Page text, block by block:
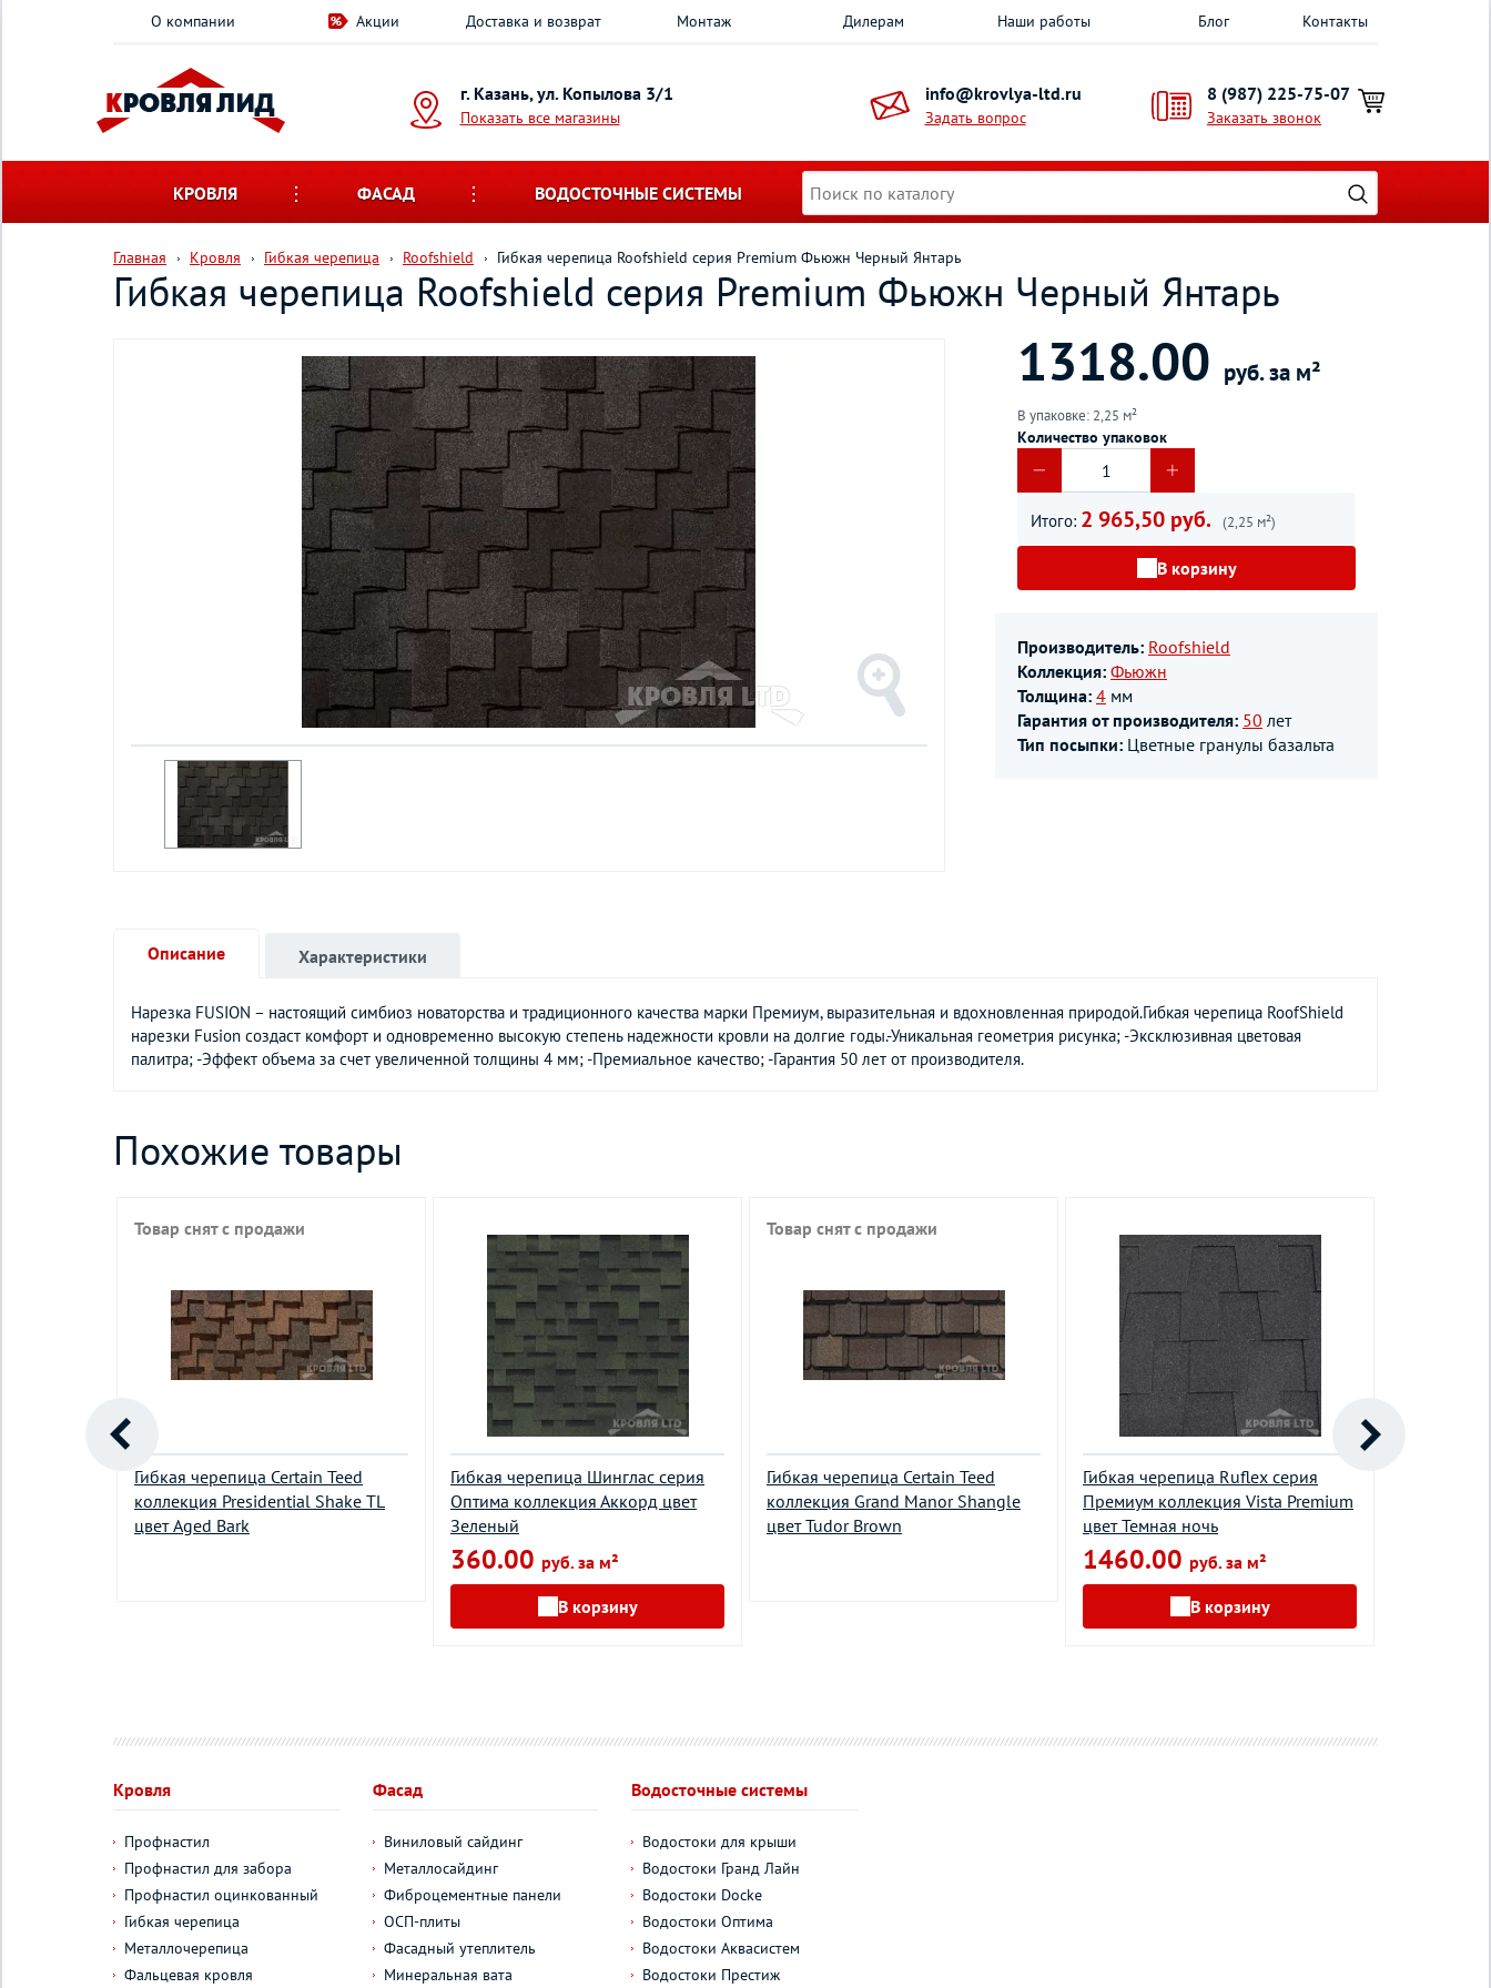
О компании Акции Доставка и возврат Монтаж Дилерам Наши работы Блог Контакты
г. Казань, ул. Копылова 3/1
Показать все магазины
info@krovlya-ltd.ru
Задать вопрос
8 (987) 225-75-07
Заказать звонок
КРОВЛЯ ФАСАД ВОДОСТОЧНЫЕ СИСТЕМЫ
Главная Кровля Гибкая черепица Roofshield Гибкая черепица Roofshield серия Premium Фьюжн Черный Янтарь
Гибкая черепица Roofshield серия Premium Фьюжн Черный Янтарь
1318.00 руб. за м²
В упаковке: 2,25 м²
Количество упаковок
Итого: 2 965,50 руб. (2,25 м²)
В корзину
Производитель: Roofshield
Коллекция: Фьюжн
Толщина: 4 мм
Гарантия от производителя: 50 лет
Тип посыпки: Цветные гранулы базальта
Описание
Нарезка FUSION – настоящий симбиоз новаторства и традиционного качества марки Премиум, выразительная и вдохновленная природой.Гибкая черепица RoofShield
нарезки Fusion создаст комфорт и одновременно высокую степень надежности кровли на долгие годы.-Уникальная геометрия рисунка; -Эксклюзивная цветовая
палитра; -Эффект объема за счет увеличенной толщины 4 мм; -Премиальное качество; -Гарантия 50 лет от производителя.
Характеристики
Похожие товары
Гибкая черепица Certain Teed
коллекция Presidential Shake TL
цвет Aged Bark
Товар снят с продажи
Гибкая черепица Шинглас серия
Оптима коллекция Аккорд цвет
Зеленый
360.00 руб. за м²
В корзину
Гибкая черепица Certain Teed
коллекция Grand Manor Shangle
цвет Tudor Brown
Товар снят с продажи
Гибкая черепица Ruflex серия
Премиум коллекция Vista Premium
цвет Темная ночь
1460.00 руб. за м²
В корзину
Кровля
Профнастил
Профнастил для забора
Профнастил оцинкованный
Гибкая черепица
Металлочерепица
Фальцевая кровля
Фасад
Виниловый сайдинг
Металлосайдинг
Фиброцементные панели
ОСП-плиты
Фасадный утеплитель
Минеральная вата
Водосточные системы
Водостоки для крыши
Водостоки Гранд Лайн
Водостоки Docke
Водостоки Оптима
Водостоки Аквасистем
Водостоки Престиж